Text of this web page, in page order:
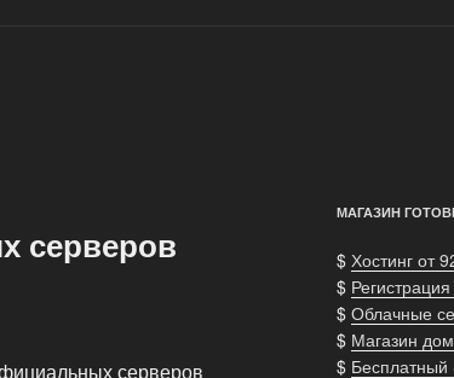
серверов
серверов
МАГАЗИН
$ Хостинг от
$
$ Облачные
$ Магазин
$ Бесплатный